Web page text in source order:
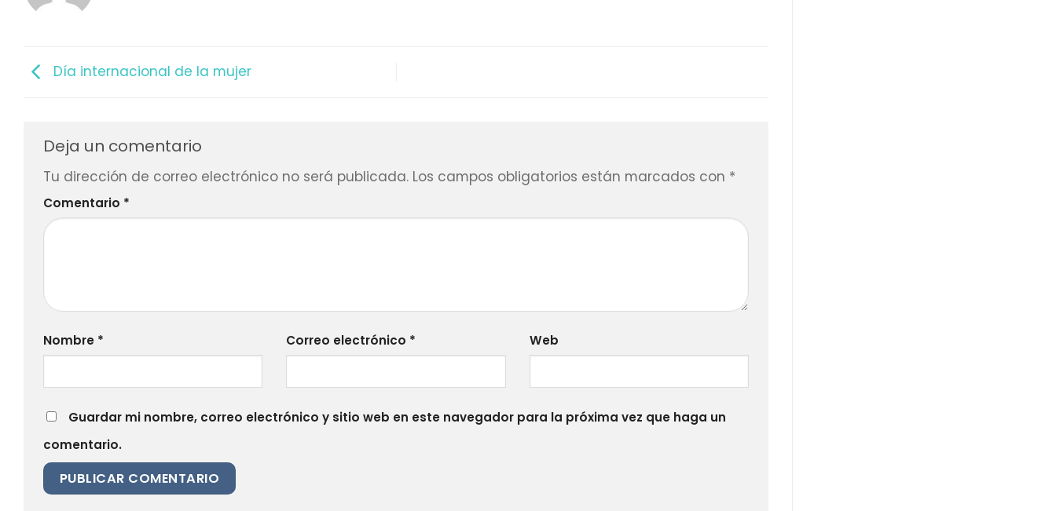
Día internacional de la mujer
Deja un comentario
Tu dirección de correo electrónico no será publicada. Los campos obligatorios están marcados con *
Comentario *
Nombre * Correo electrónico * Web
Guardar mi nombre, correo electrónico y sitio web en este navegador para la próxima vez que haga un
comentario.